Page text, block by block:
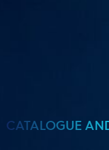
CATALOGUE